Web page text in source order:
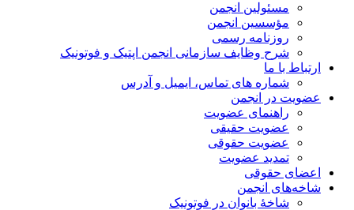
مسئولین انجمن
مؤسسین انجمن
روزنامه رسمی
شرح وظایف سازمانی انجمن اپتیک و فوتونیک
ارتباط با ما
شماره های تماس، ایمیل و آدرس
عضویت در انجمن
راهنمای عضویت
عضویت حقیقی
عضویت حقوقی
تمدید عضویت
اعضای حقوقی
شاخه‌های انجمن
شاخۀ بانوان در فوتونیک